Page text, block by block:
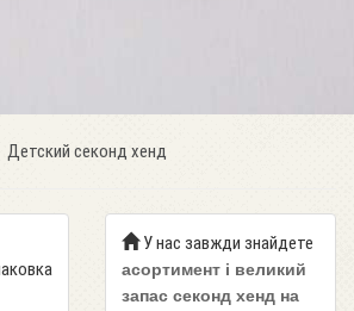
Детский секонд хенд
У нас завжди знайдете
асортимент і великий
запас секонд хенд на